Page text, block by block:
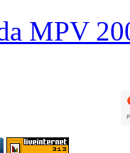
MPV